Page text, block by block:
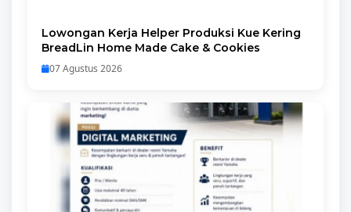
Lowongan Kerja Helper Produksi Kue Kering
BreadLin Home Made Cake & Cookies
07 Agustus 2026